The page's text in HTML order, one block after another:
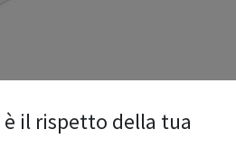
il rispetto della tua